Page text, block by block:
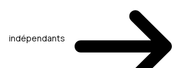
indépendants